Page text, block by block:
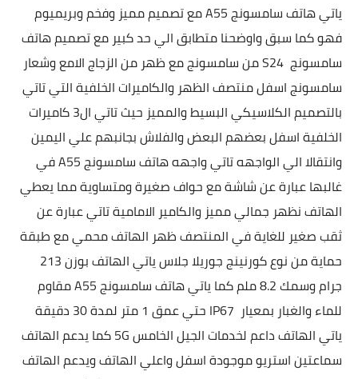
ياتي هاتف سامسونجA55مع تصميم مميز وفخم وبريميوم
فهو كما سبق واوضحنا متطابق الي حد كبير مع تصميم هاتف
سامسونج S24من سامسونج مع ظهر من الزجاج الامع وشعار
سامسونج اسفل منتصف الظهر والكاميرات الخلفية التي تاتي
بالتصميم الكلاسيكي البسيط والمميز حيث تاتي ال3 كاميرات
الخلفية اسفل بعضهم البعض والفلاش بجانبهم علي اليمين
وانتقالا الي الواجهه تاتي واجهه هاتف سامسونجA55في
غالبها عبارة عن شاشة مع حواف صغيرة ومتساوية مما يعطي
الهاتف نظهر جمالي مميز والكامير الامامية تاتي عبارة عن
ثقب صغير للغاية في المنتصف ظهر الهاتف محمي مع طبقة
حماية من نوع كورنينج جوريلا جلاس ياتي الهاتف بوزن 213
جرام وسمك 8.2 ملم كما ياتي هاتف سامسونج
A55مقاوم
للماء والغبار بمعيار IP67
حتي عمق 1 متر لمدة 30 دقيقة
ياتي الهاتف داعم لخدمات الجيل الخامس5Gكما يدعم الهاتف
سماعتين استريو موجودة اسفل واعلي الهاتف ويدعم الهاتف